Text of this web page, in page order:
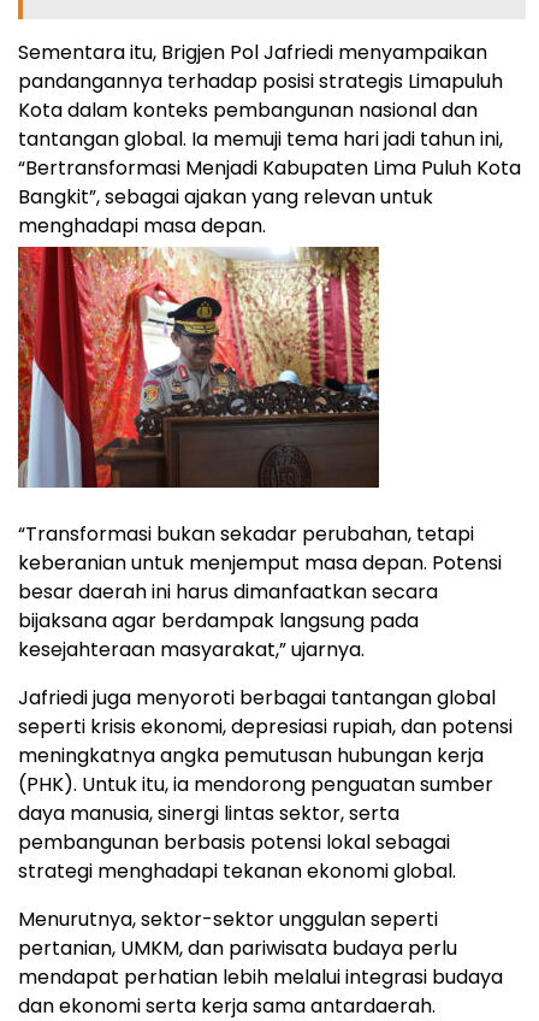
Sementara itu, Brigjen Pol Jafriedi menyampaikan
pandangannya terhadap posisi strategis Limapuluh
Kota dalam konteks pembangunan nasional dan
tantangan global. Ia memuji tema hari jadi tahun ini,
“Bertransformasi Menjadi Kabupaten Lima Puluh Kota
Bangkit”, sebagai ajakan yang relevan untuk
menghadapi masa depan.
“Transformasi bukan sekadar perubahan, tetapi
keberanian untuk menjemput masa depan. Potensi
besar daerah ini harus dimanfaatkan secara
bijaksana agar berdampak langsung pada
kesejahteraan masyarakat,” ujarnya.
Jafriedi juga menyoroti berbagai tantangan global
seperti krisis ekonomi, depresiasi rupiah, dan potensi
meningkatnya angka pemutusan hubungan kerja
(PHK). Untuk itu, ia mendorong penguatan sumber
daya manusia, sinergi lintas sektor, serta
pembangunan berbasis potensi lokal sebagai
strategi menghadapi tekanan ekonomi global.
Menurutnya, sektor-sektor unggulan seperti
pertanian, UMKM, dan pariwisata budaya perlu
mendapat perhatian lebih melalui integrasi budaya
dan ekonomi serta kerja sama antardaerah.